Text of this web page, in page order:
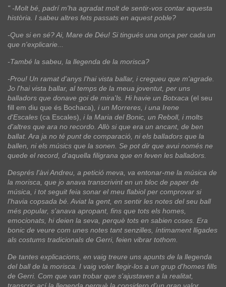
" -Molt bé, padrí m'ha agradat molt de sentir-vos contar aquesta
història. I sabeu altres fets passats en aquest poble?
-Que si en sé? Ai, Mare de Déu! Si tingués una onça per cada un
que n'explicarie...
-També la sabeu, la llegenda de la morisca?
-Prou! Un ramat d'anys l'hai vista ballar, i cregueu que m'agrade.
Jo l'hai vista ballar, al temps de la meua joventut, per uns
balladors que donave goi de mira'ls. Hi havie un Botxaca (el seu
fill em diu que és Bochaca) , i un Morreres, i una Irene
d'Escales (ca Escales), i la Maria del Bonic, un Reboll, i molts
d'altres que ara no recordo. Allò si que era un ancant, de ben
ballat. Ara ja no té punt de comparació, ni els balladors que la
ballen, ni els músics que la sonen. Se pot dir que avui només ne
quede el record, d'aquella filigrana que en feven les balladors.
Després l'àvi Andreu, a petició meva, va entonar-me la música de
la morisca, que jo anava transcrivint en un bloc de paper de
música, i tot seguit feia sonar el meu flabiol per comprovar si
l'havia copsada bé. Aviat la gent, en sentir les notes del seu ball
més popular, s'anava apropant, fins que tots els homes,
emocionats, hi deien la seva, perquè tots en sabien coses. Era
bonic de veure com unes notes tant senzilles, íntimament lligades
als costums tradicionals de Gerri, feien vibrar tothom.
De tantes explicacions, en vaig treure uns apunts de la llegenda
del ball de la morisca. I vaig voler llegir-los a un grup d'homes fills
de Gerri. Com que van trobar que s'ajustaven a la realitat,